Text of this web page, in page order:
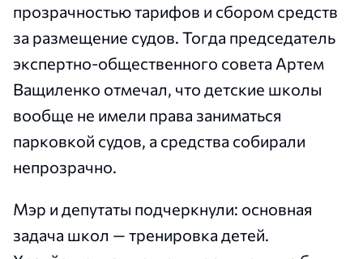
прозрачностью тарифов и сбором средств
за размещение судов. Тогда председатель
экспертно-общественного совета Артем
Ващиленко отмечал, что детские школы
вообще не имели права заниматься
парковкой судов, а средства собирали
непрозрачно.
Мэр и депутаты подчеркнули: основная
задача школ — тренировка детей.